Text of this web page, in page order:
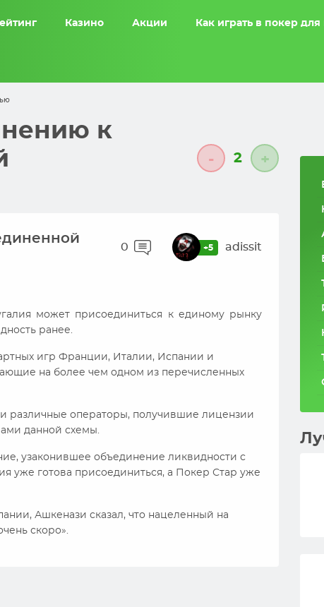
Казино Акции Как играть в покер
к
- 2 +
0 +5 adissit
может присоединиться к единому рынку
ранее.
игр Франции, Италии, Испании и
на более чем одном из перечисленных
различные операторы, получившие лицензии
данной схемы.
узаконившее объединение ликвидности с
уже готова присоединиться, а Покер Стар уже
Ашкенази сказал, что нацеленный на
скоро».